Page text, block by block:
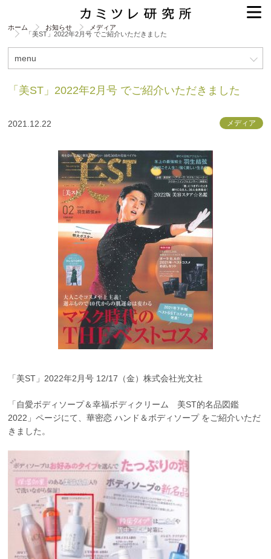
ホーム お知らせ
メディア
「美ST」2022年2月号 でご紹介いただきました
menu
「美ST」2022年2月号 でご紹介いただきました
2021.12.22 メディア
「美ST」2022年2月号 12/17（金）株式会社光文社
「自愛ボディソープ＆幸福ボディクリーム 美ST的名品図鑑
2022」ページにて、華密恋 ハンド＆ボディソープ をご紹介いただ
きました。